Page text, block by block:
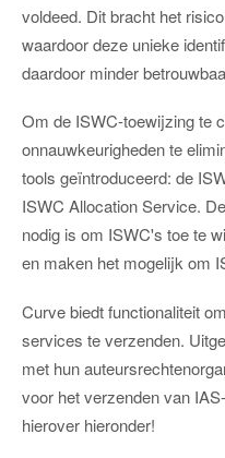
voldeed. Dit bracht het
waardoor deze unieke
daardoor minder
Om de ISWC-toewijzing te
onnauwkeurigheden te
tools geïntroduceerd: de
ISWC Allocation Service.
nodig is om ISWC's toe te
en maken het mogelijk om
Curve biedt functionaliteit
services te verzenden.
met hun
voor het verzenden van
hierover hieronder!